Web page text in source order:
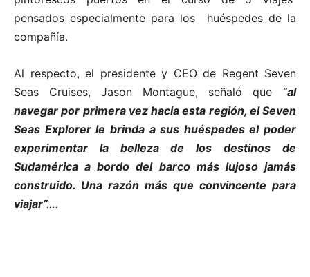
pensados especialmente para los huéspedes de la
compañía.
Al respecto, el presidente y CEO de Regent Seven
Seas Cruises, Jason Montague, señaló que “al
navegar por primera vez hacia esta región, el Seven
Seas Explorer le brinda a sus huéspedes el poder
experimentar la belleza de los destinos de
Sudamérica a bordo del barco más lujoso jamás
construido. Una razón más que convincente para
viajar”….